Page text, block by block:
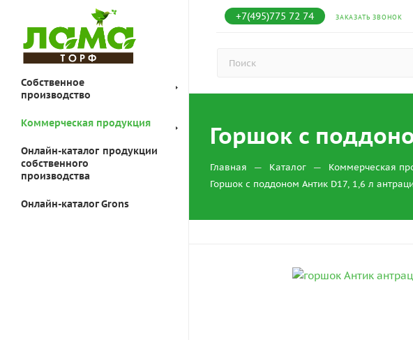
+7(495)775 72 74 ЗАКАЗАТЬ ЗВОНОК
Собственное
производство
Коммерческая продукция
Онлайн-каталог продукции
собственного
производства
Онлайн-каталог Grons
Горшок с
Главная — Каталог — Коммерческая
Горшок с поддоном Антик D17, 1,6 л